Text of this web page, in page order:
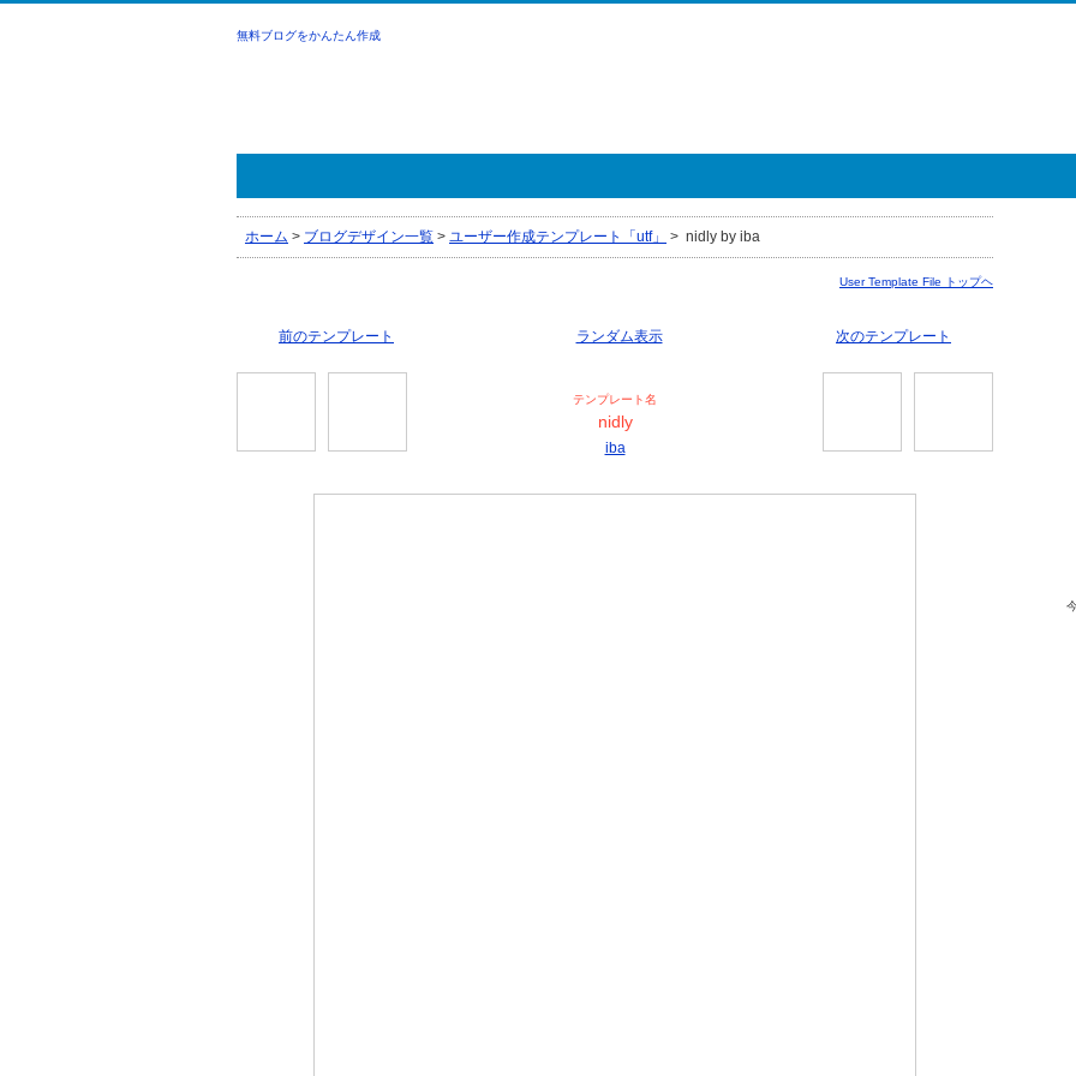
無料ブログをかんたん作成
ホーム > ブログデザイン一覧 > ユーザー作成テンプレート「utf」 > nidly by iba
User Template File トップヘ
前のテンプレート 次のテンプレート
ランダム表示
テンプレート名
nidly
iba